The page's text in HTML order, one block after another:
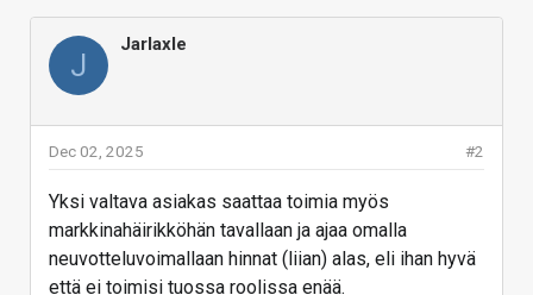
J
Jarlaxle
#2
Dec 02, 2025
Yksi valtava asiakas saattaa toimia myös
markkinahäirikköhän tavallaan ja ajaa omalla
neuvotteluvoimallaan hinnat (liian) alas, eli ihan hyvä
että ei toimisi tuossa roolissa enää.